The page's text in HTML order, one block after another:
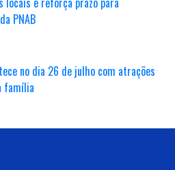
PNAB
no dia 26 de julho com atrações
família